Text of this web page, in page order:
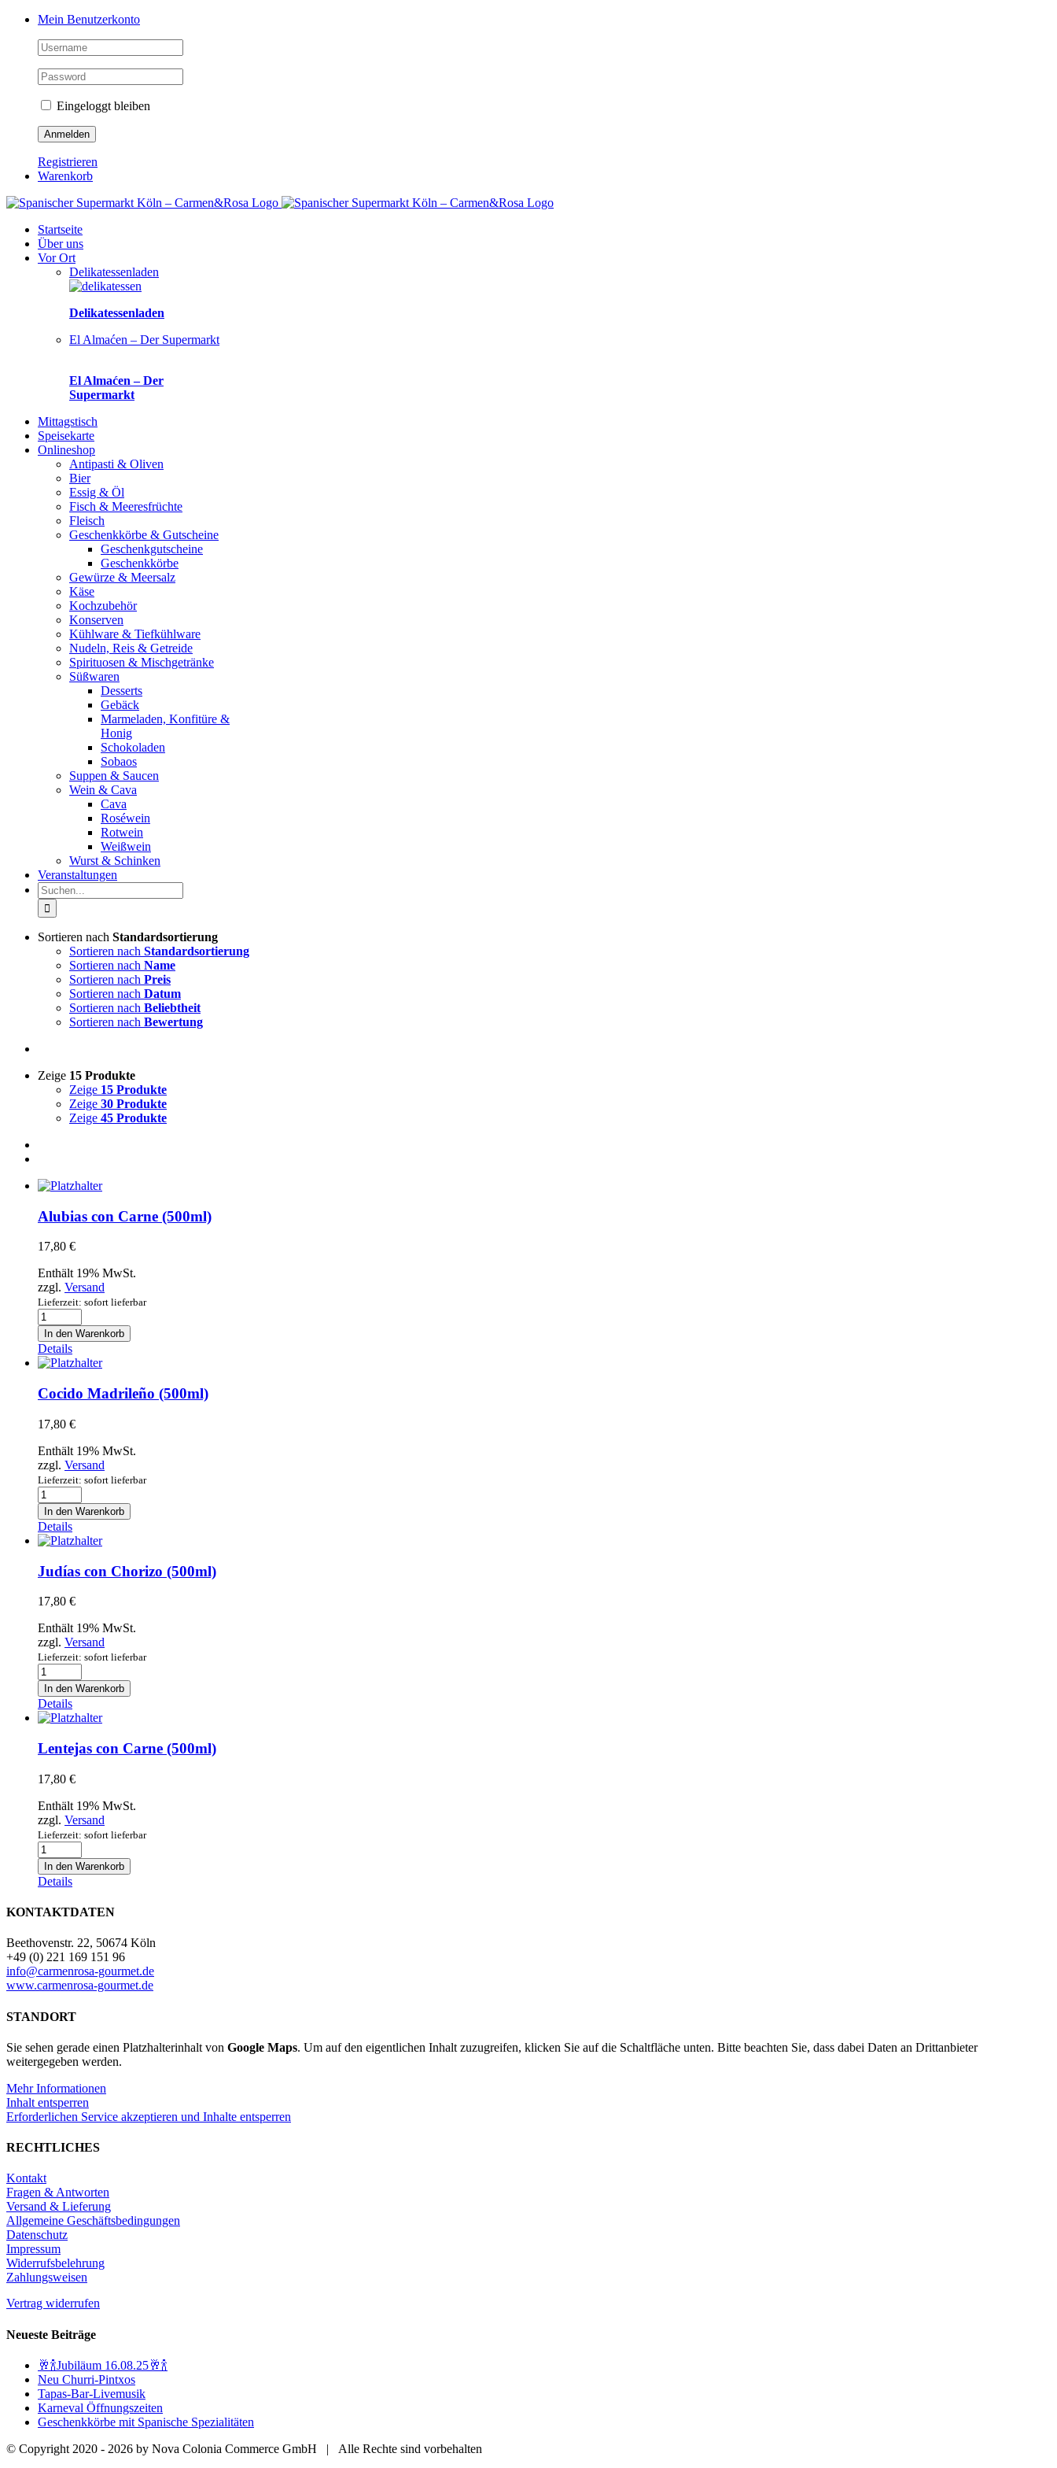
Zum
springen
Facebook
Instagram
Pinterest
Tiktok
YouTubeMein Benutzerkonto
Eingeloggt bleiben
Registrieren
Warenkorb
Startseite
Über uns
Vor Ort
Delikatessenladen
Delikatessenladen
El Almaćen – Der Supermarkt
El Almaćen – Der
Supermarkt
Mittagstisch
Speisekarte
Onlineshop
Antipasti & Oliven
Bier
Essig & Öl
Fisch & Meeresfrüchte
Fleisch
Geschenkkörbe & Gutscheine
Geschenkgutscheine
Geschenkkörbe
Gewürze & Meersalz
Käse
Kochzubehör
Konserven
Kühlware & Tiefkühlware
Nudeln, Reis & Getreide
Spirituosen & Mischgetränke
Süßwaren
Desserts
Gebäck
Marmeladen, Konfitüre &
Honig
Schokoladen
Sobaos
Suppen & Saucen
Wein & Cava
Cava
Roséwein
Rotwein
Weißwein
Wurst & Schinken
Veranstaltungen
Suche
nach:
Sortieren nach Standardsortierung
Sortieren nach Standardsortierung
Sortieren nach Name
Sortieren nach Preis
Sortieren nach Datum
Sortieren nach Beliebtheit
Sortieren nach Bewertung
Zeige 15 Produkte
Zeige 15 Produkte
Zeige 30 Produkte
Zeige 45 Produkte
Alubias con Carne (500ml)
17,80 €
Enthält 19% MwSt.
zzgl. Versand
Lieferzeit: sofort lieferbar
Alubias
con
Carne
(500ml)
Menge
In den Warenkorb
Details
Cocido Madrileño (500ml)
17,80 €
Enthält 19% MwSt.
zzgl. Versand
Lieferzeit: sofort lieferbar
Cocido
Madrileño
(500ml)
Menge
In den Warenkorb
Details
Judías con Chorizo (500ml)
17,80 €
Enthält 19% MwSt.
zzgl. Versand
Lieferzeit: sofort lieferbar
Judías
con
Chorizo
(500ml)
Menge
In den Warenkorb
Details
Lentejas con Carne (500ml)
17,80 €
Enthält 19% MwSt.
zzgl. Versand
Lieferzeit: sofort lieferbar
Lentejas
con
Carne
(500ml)
In den Warenkorb
Details
KONTAKTDATEN
Beethovenstr. 22, 50674 Köln
+49 (0) 221 169 151 96
info@carmenrosa-gourmet.de
www.carmenrosa-gourmet.de
STANDORT
Sie sehen gerade einen Platzhalterinhalt von Google Maps. Um auf den eigentlichen Inhalt zuzugreifen, klicken Sie auf die Schaltfläche unten. Bitte beachten Sie, dass dabei Daten an Drittanbieter
weitergegeben werden.
Mehr Informationen
Inhalt entsperren
Erforderlichen Service akzeptieren und Inhalte entsperren
RECHTLICHES
Kontakt
Fragen & Antworten
Versand & Lieferung
Allgemeine Geschäftsbedingungen
Datenschutz
Impressum
Widerrufsbelehrung
Zahlungsweisen
Vertrag widerrufen
Neueste Beiträge
🥂🍾Jubiläum 16.08.25🥂🍾
Neu Churri-Pintxos
Tapas-Bar-Livemusik
Karneval Öffnungszeiten
Geschenkkörbe mit Spanische Spezialitäten
© Copyright 2020 - 2026 by Nova Colonia Commerce GmbH | Alle Rechte sind vorbehalten